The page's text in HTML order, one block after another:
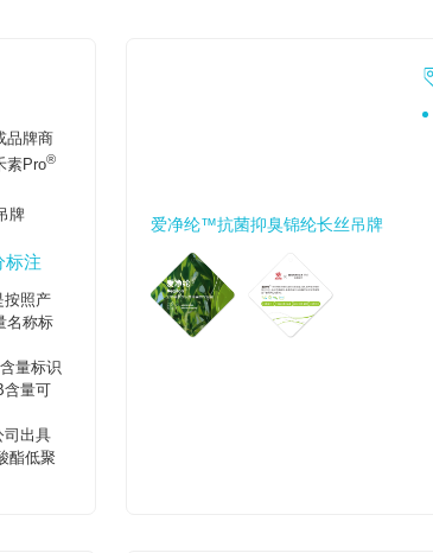
品牌商
素Pro®
牌
标注
按照产
名称标
量标识
含量可
司出具
酯低聚
爱净纶™抗菌抑臭锦纶长丝吊牌